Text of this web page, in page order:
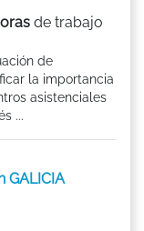
de trabajo
de
la importancia
asistenciales
...
GALICIA